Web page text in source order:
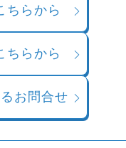
ちらから
ちらから
お問合せ